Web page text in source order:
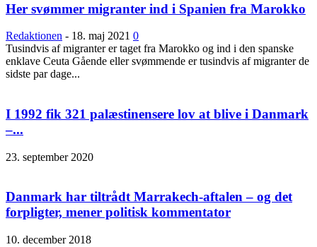
Her svømmer migranter ind i Spanien fra Marokko
Redaktionen - 18. maj 2021 0
Tusindvis af migranter er taget fra Marokko og ind i den spanske
enklave Ceuta Gående eller svømmende er tusindvis af migranter de
sidste par dage...
I 1992 fik 321 palæstinensere lov at blive i Danmark
–...
23. september 2020
Danmark har tiltrådt Marrakech-aftalen – og det
forpligter, mener politisk kommentator
10. december 2018